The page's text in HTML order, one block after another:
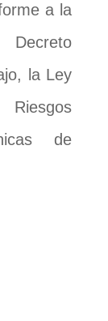
a la
la Ley
Riesgos
de